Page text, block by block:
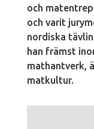
och
och varit
nordiska
han främst
mathantverk,
matkultur.